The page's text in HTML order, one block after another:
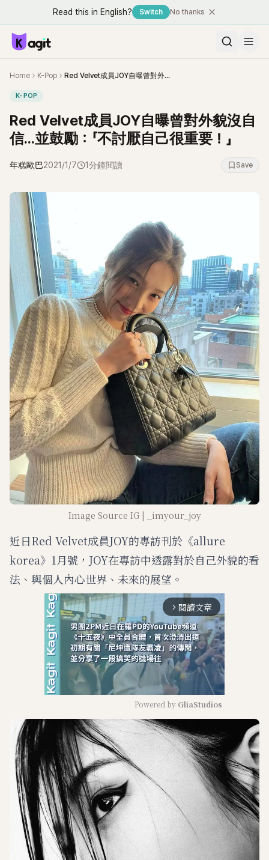
Read this in English? Switch No thanks
Home K-Pop Red Velvet成員JOY自曝曾對外貌沒自信...並鼓勵：「不討厭自己很重要！」
K-POP
Red Velvet成員JOY自曝曾對外貌沒自
信...並鼓勵：「不討厭自己很重要！」
年糕歐巴2021/1/7 1分鐘閱讀 Save
Image Source IG | _imyour_joy
近日Red Velvet成員JOY的專訪刊於《allure
korea》1月號，JOY在專訪中透露對於自己外貌的看
法、與個人內心世界、未來的展望。
arrow_forward_ios 閱讀文章
u
t
e
Powered by GliaStudios